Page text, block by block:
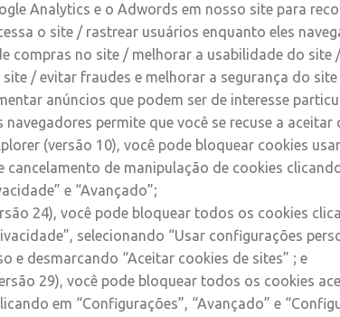
Analytics e o Adwords em nosso site para
o site / rastrear usuários enquanto eles
compras no site / melhorar a usabilidade do site
/ evitar fraudes e melhorar a segurança do
anúncios que podem ser de interesse
permite que você se recuse a aceitar
(versão 10), você pode bloquear cookies
cancelamento de manipulação de cookies
e “Avançado”;
24), você pode bloquear todos os cookies
selecionando “Usar configurações
e desmarcando “Aceitar cookies de sites” ; e
29), você pode bloquear todos os cookies
em “Configurações”, “Avançado” e